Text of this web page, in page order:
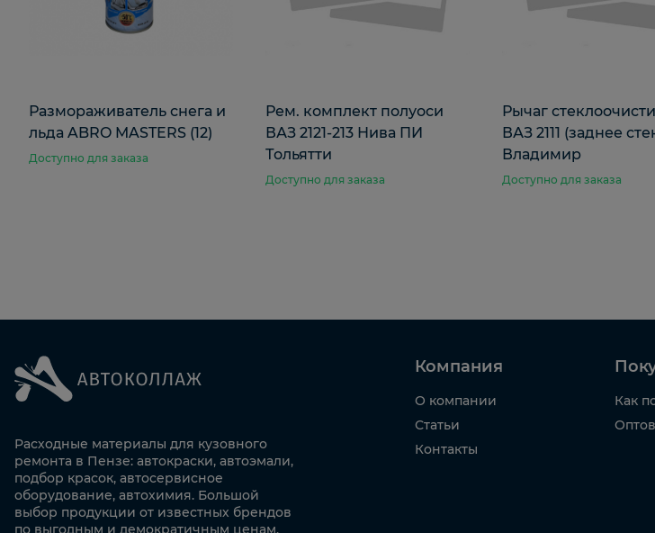
Размораживатель снега и
льда ABRO MASTERS (12)
Доступно для заказа
Рем. комплект полуоси
ВАЗ 2121-213 Нива ПИ
Тольятти
Доступно для заказа
Рычаг
ВАЗ 2111 (заднее
Владимир
Доступно для заказа
Расходные материалы для кузовного
ремонта в Пензе: автокраски, автоэмали,
подбор красок, автосервисное
оборудование, автохимия. Большой
выбор продукции от известных брендов
по выгодным и демократичным ценам.
Компания
О компании
Статьи
Контакты
Как